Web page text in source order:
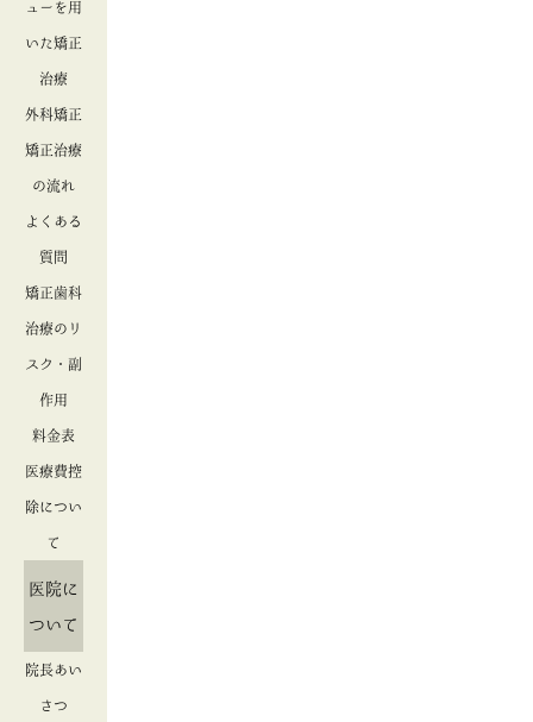
ューを用
いた矯正
治療
外科矯正
矯正治療
の流れ
よくある
質問
矯正歯科
治療のリ
スク・副
作用
料金表
医療費控
除につい
て
医院に
ついて
院長あい
さつ